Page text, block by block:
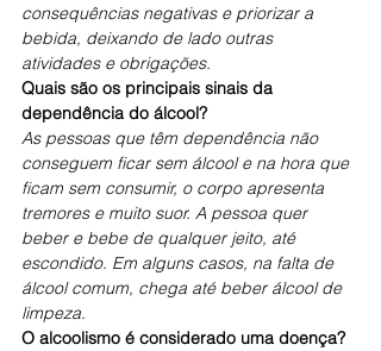
consequências negativas e priorizar a
bebida, deixando de lado outras
atividades e obrigações.
Quais são os principais sinais da
dependência do álcool?
As pessoas que têm dependência não
conseguem ficar sem álcool e na hora que
ficam sem consumir, o corpo apresenta
tremores e muito suor. A pessoa quer
beber e bebe de qualquer jeito, até
escondido. Em alguns casos, na falta de
álcool comum, chega até beber álcool de
limpeza.
O alcoolismo é considerado uma doença?